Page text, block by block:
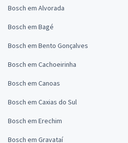
Bosch em Alvorada
Bosch em Bagé
Bosch em Bento Gonçalves
Bosch em Cachoeirinha
Bosch em Canoas
Bosch em Caxias do Sul
Bosch em Erechim
Bosch em Gravataí